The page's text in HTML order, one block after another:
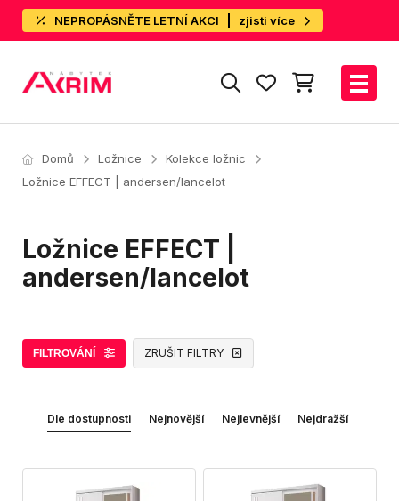
NEPROPÁSNĚTE LETNÍ AKCI zjisti více
Domů Ložnice
Kolekce ložnic
Ložnice EFFECT | andersen/lancelot
Ložnice EFFECT |
andersen/lancelot
FILTROVÁNÍ ZRUŠIT FILTRY
Dle dostupnosti Nejnovější Nejlevnější Nejdražší